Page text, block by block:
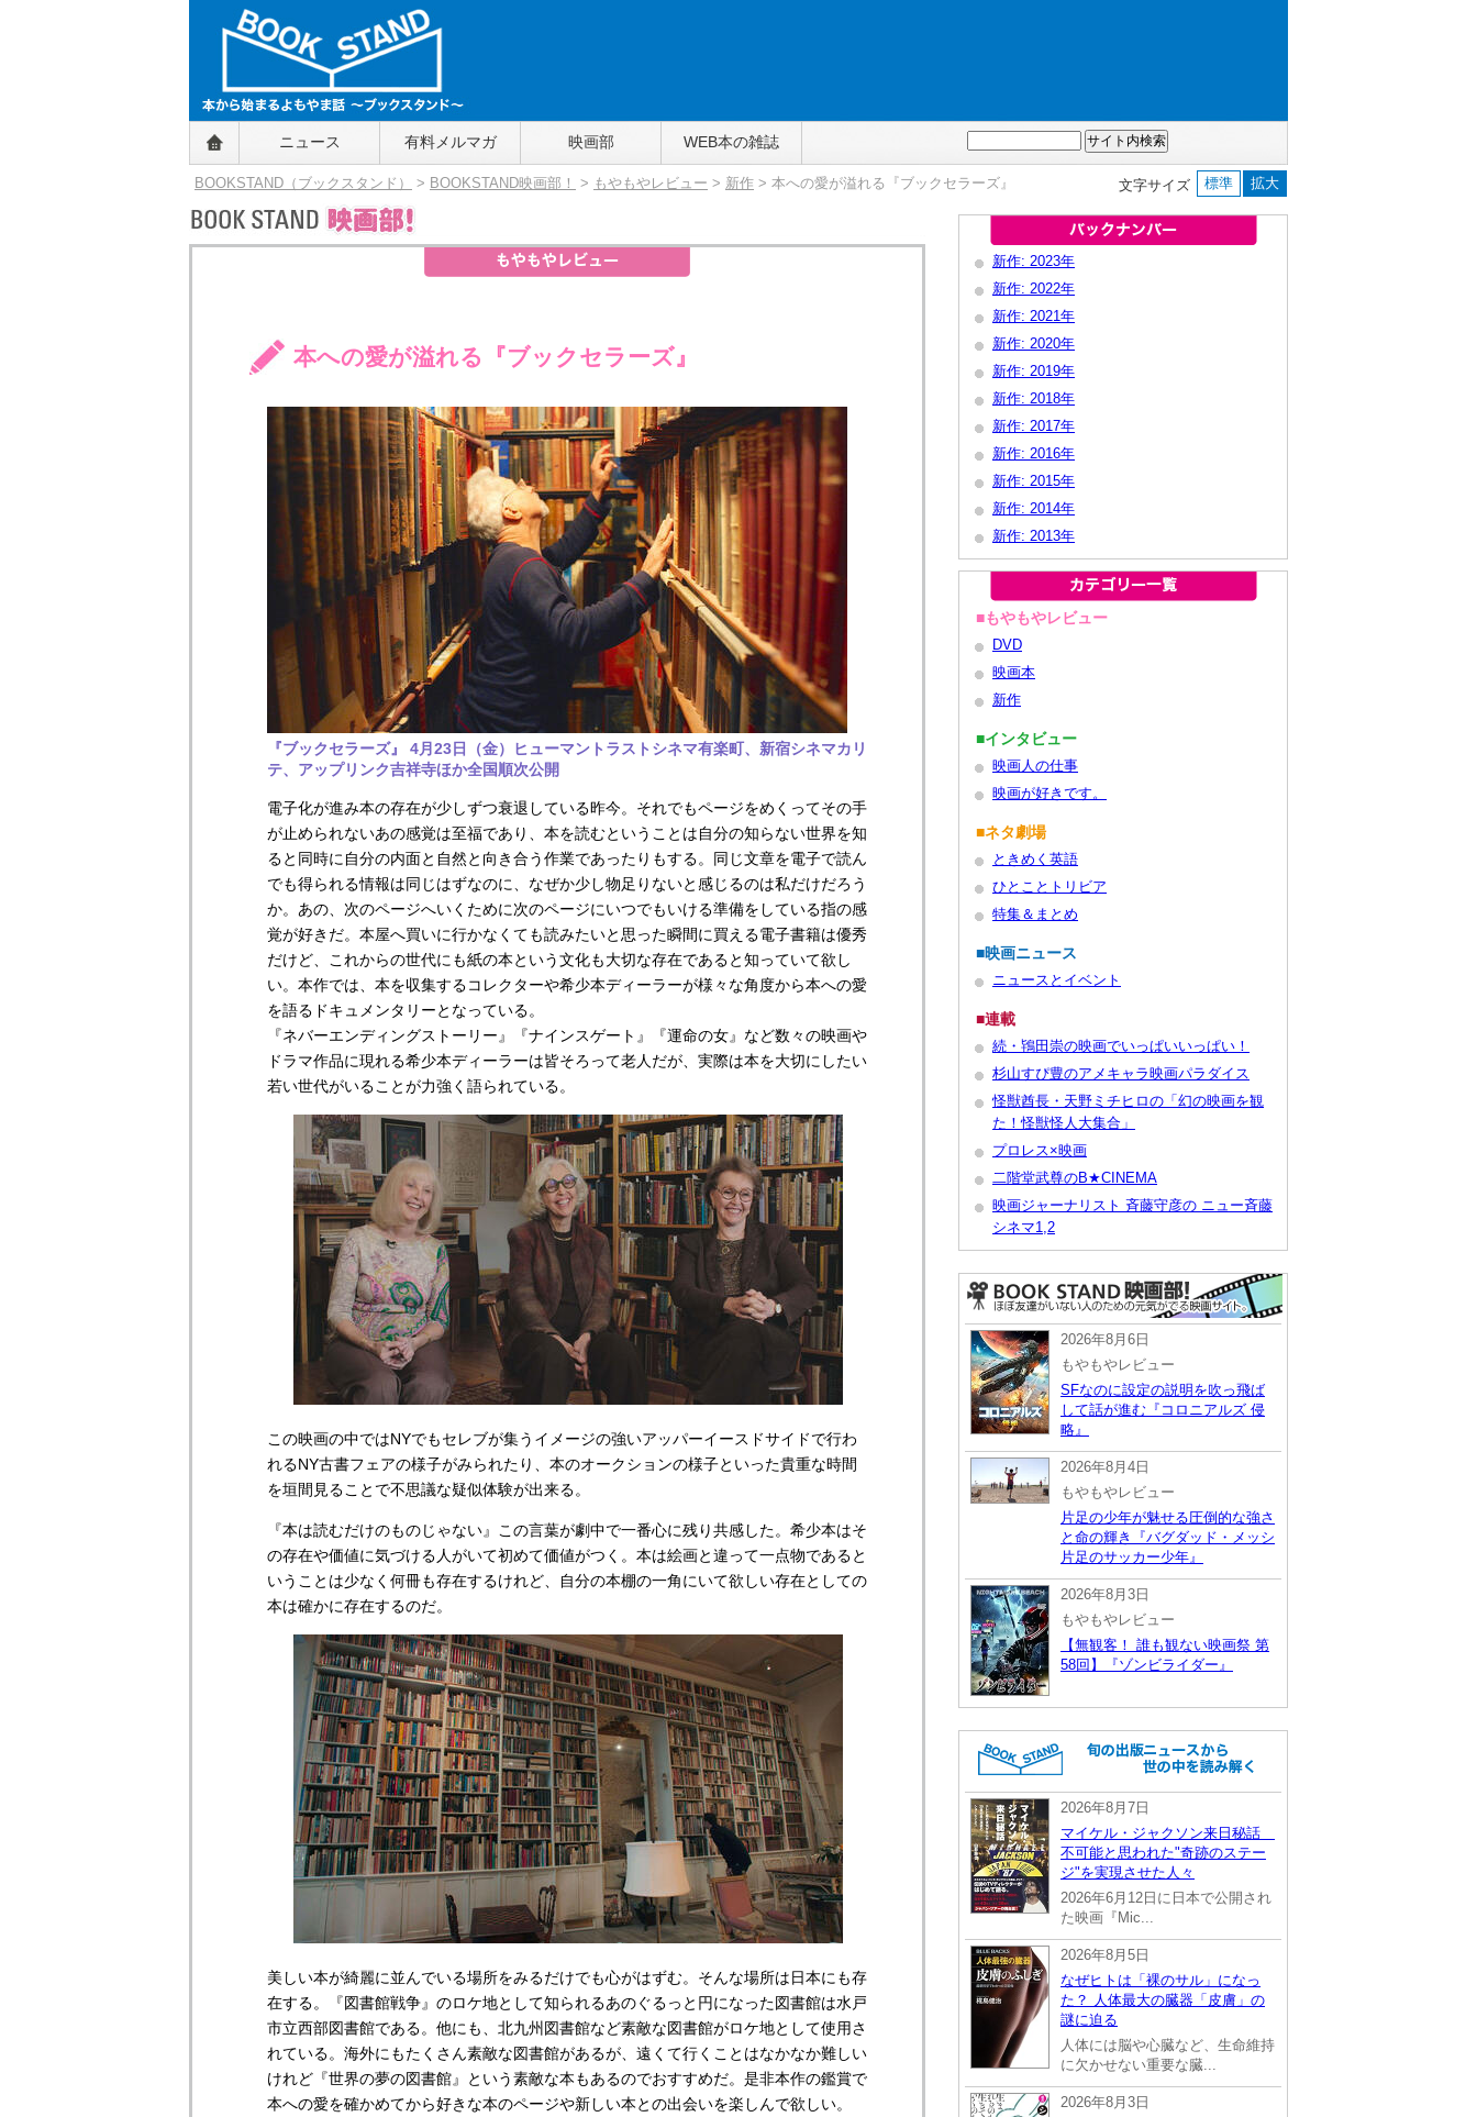
BOOKSTAND（ブックスタンド）
～本から始まるよもやま話～
BOOKSTAND（ブ
ニュース 有料メルマガ 映画部 WEB本の雑誌
文字サイズ 標準 拡大
BOOKSTAND（ブックスタンド） > BOOKSTAND映画部！ > もやもやレビュー > 新作 > 本への愛が溢れる『ブックセラーズ』
本への愛が溢れる『ブックセラーズ』
『ブックセラーズ』 4月23日（金）ヒューマントラストシネマ有楽町、新宿シネマカリ
テ、アップリンク吉祥寺ほか全国順次公開
電子化が進み本の存在が少しずつ衰退している昨今。それでもページをめくってその手
が止められないあの感覚は至福であり、本を読むということは自分の知らない世界を知
ると同時に自分の内面と自然と向き合う作業であったりもする。同じ文章を電子で読ん
でも得られる情報は同じはずなのに、なぜか少し物足りないと感じるのは私だけだろう
か。あの、次のページへいくために次のページにいつでもいける準備をしている指の感
覚が好きだ。本屋へ買いに行かなくても読みたいと思った瞬間に買える電子書籍は優秀
だけど、これからの世代にも紙の本という文化も大切な存在であると知っていて欲し
い。本作では、本を収集するコレクターや希少本ディーラーが様々な角度から本への愛
を語るドキュメンタリーとなっている。
『ネバーエンディングストーリー』『ナインスゲート』『運命の女』など数々の映画や
ドラマ作品に現れる希少本ディーラーは皆そろって老人だが、実際は本を大切にしたい
若い世代がいることが力強く語られている。
この映画の中ではNYでもセレブが集うイメージの強いアッパーイースドサイドで行わ
れるNY古書フェアの様子がみられたり、本のオークションの様子といった貴重な時間
を垣間見ることで不思議な疑似体験が出来る。
『本は読むだけのものじゃない』この言葉が劇中で一番心に残り共感した。希少本はそ
の存在や価値に気づける人がいて初めて価値がつく。本は絵画と違って一点物であると
いうことは少なく何冊も存在するけれど、自分の本棚の一角にいて欲しい存在としての
本は確かに存在するのだ。
美しい本が綺麗に並んでいる場所をみるだけでも心がはずむ。そんな場所は日本にも存
在する。『図書館戦争』のロケ地として知られるあのぐるっと円になった図書館は水戸
市立西部図書館である。他にも、北九州図書館など素敵な図書館がロケ地として使用さ
れている。海外にもたくさん素敵な図書館があるが、遠くて行くことはなかなか難しい
けれど『世界の夢の図書館』という素敵な本もあるのでおすすめだ。是非本作の鑑賞で
本への愛を確かめてから好きな本のページや新しい本との出会いを楽しんで欲しい。
新作: 2023年
新作: 2022年
新作: 2021年
新作: 2020年
新作: 2019年
新作: 2018年
新作: 2017年
新作: 2016年
新作: 2015年
新作: 2014年
新作: 2013年
■もやもやレビュー
DVD
映画本
新作
■インタビュー
映画人の仕事
映画が好きです。
■ネタ劇場
ときめく英語
ひとことトリビア
特集＆まとめ
■映画ニュース
ニュースとイベント
■連載
続・鴇田崇の映画でいっぱいいっぱい！
杉山すぴ豊のアメキャラ映画パラダイス
怪獣酋長・天野ミチヒロの「幻の映画を観
た！怪獣怪人大集合」
プロレス×映画
二階堂武尊のB★CINEMA
映画ジャーナリスト 斉藤守彦の ニュー斉藤
シネマ1,2
2026年8月6日
もやもやレビュー
SFなのに設定の説明を吹っ飛ば
して話が進む『コロニアルズ 侵
略』
2026年8月4日
もやもやレビュー
片足の少年が魅せる圧倒的な強さ
と命の輝き『バグダッド・メッシ
片足のサッカー少年』
2026年8月3日
もやもやレビュー
【無観客！ 誰も観ない映画祭 第
58回】『ゾンビライダー』
2026年8月7日
マイケル・ジャクソン来日秘話
不可能と思われた"奇跡のステー
ジ"を実現させた人々
2026年6月12日に日本で公開され
た映画『Mic...
2026年8月5日
なぜヒトは「裸のサル」になっ
た？ 人体最大の臓器「皮膚」の
謎に迫る
人体には脳や心臓など、生命維持
に欠かせない重要な臓...
2026年8月3日